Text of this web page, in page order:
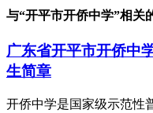
与“开平市开侨中学”相关
广东省开平市开侨中
生简章
开侨中学是国家级示范性